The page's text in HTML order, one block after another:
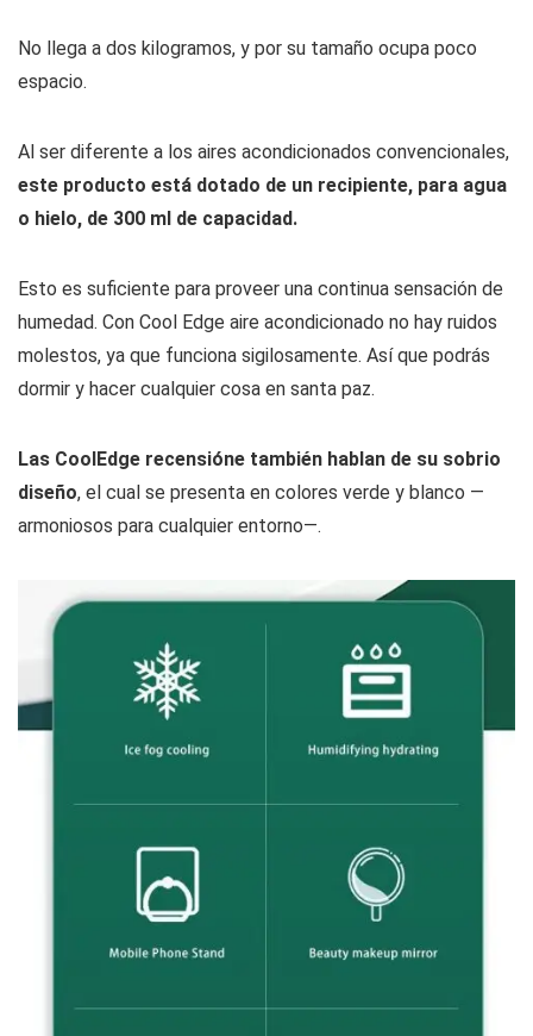
No llega a dos kilogramos, y por su tamaño ocupa poco
espacio.
Al ser diferente a los aires acondicionados convencionales,
este producto está dotado de un recipiente, para agua
o hielo, de 300 ml de capacidad.
Esto es suficiente para proveer una continua sensación de
humedad. Con Cool Edge aire acondicionado no hay ruidos
molestos, ya que funciona sigilosamente. Así que podrás
dormir y hacer cualquier cosa en santa paz.
Las CoolEdge recensióne también hablan de su sobrio
diseño, el cual se presenta en colores verde y blanco —
armoniosos para cualquier entorno—.